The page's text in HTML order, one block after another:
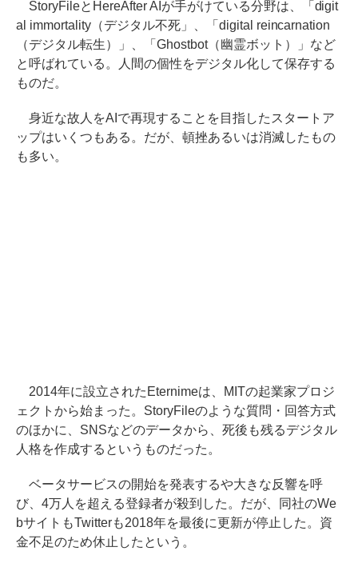
StoryFileとHereAfter AIが手がけている分野は、「digit
al immortality（デジタル不死」、「digital reincarnation
（デジタル転生）」、「Ghostbot（幽霊ボット）」など
と呼ばれている。人間の個性をデジタル化して保存する
ものだ。
身近な故人をAIで再現することを目指したスタートア
ップはいくつもある。だが、頓挫あるいは消滅したもの
も多い。
2014年に設立されたEternimeは、MITの起業家プロジ
ェクトから始まった。StoryFileのような質問・回答方式
のほかに、SNSなどのデータから、死後も残るデジタル
人格を作成するというものだった。
ベータサービスの開始を発表するや大きな反響を呼
び、4万人を超える登録者が殺到した。だが、同社のWe
bサイトもTwitterも2018年を最後に更新が停止した。資
金不足のため休止したという。